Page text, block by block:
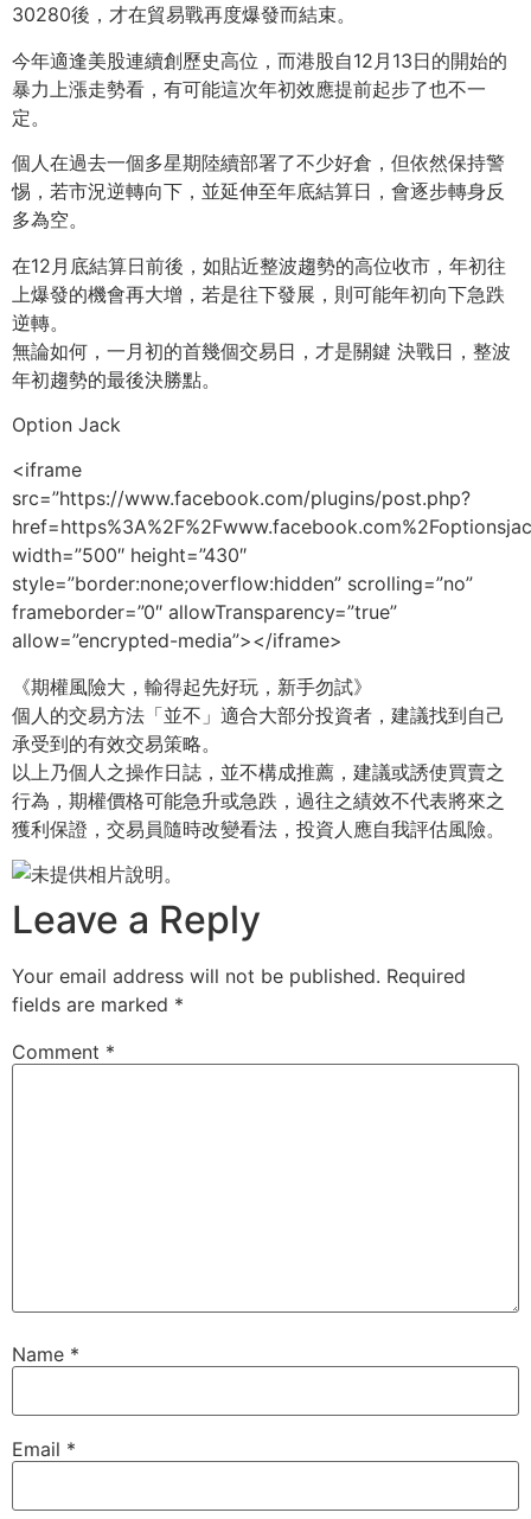
30280後，才在貿易戰再度爆發而結束。
今年適逢美股連續創歷史高位，而港股自12月13日的開始的
暴力上漲走勢看，有可能這次年初效應提前起步了也不一
定。
個人在過去一個多星期陸續部署了不少好倉，但依然保持警
惕，若市況逆轉向下，並延伸至年底結算日，會逐步轉身反
多為空。
在12月底結算日前後，如貼近整波趨勢的高位收市，年初往
上爆發的機會再大增，若是往下發展，則可能年初向下急跌
逆轉。
無論如何，一月初的首幾個交易日，才是關鍵 決戰日，整波
年初趨勢的最後決勝點。
Option Jack
<iframe
src=”https://www.facebook.com/plugins/post.php?
width=”500″ height=”430″
style=”border:none;overflow:hidden” scrolling=”no”
frameborder=”0″ allowTransparency=”true”
allow=”encrypted-media”></iframe>
《期權風險大，輸得起先好玩，新手勿試》
個人的交易方法「並不」適合大部分投資者，建議找到自己
承受到的有效交易策略。
以上乃個人之操作日誌，並不構成推薦，建議或誘使買賣之
行為，期權價格可能急升或急跌，過往之績效不代表將來之
獲利保證，交易員隨時改變看法，投資人應自我評估風險。
Leave a Reply
Your email address will not be published. Required
fields are marked *
Comment *
Name *
Email *